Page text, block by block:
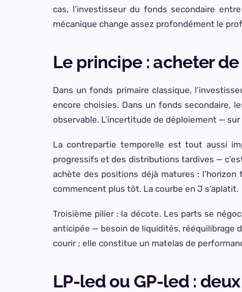
cas, l’investisseur du fonds secondaire
mécanique change assez profondément le
Le principe : acheter
Dans un fonds primaire classique,
encore choisies. Dans un fonds secondaire,
observable. L’incertitude de déploiement —
La contrepartie temporelle est tout aussi
progressifs et des distributions tardives —
achète des positions déjà matures :
commencent plus tôt. La courbe en J s’aplatit.
Troisième pilier : la décote. Les parts se
anticipée — besoin de liquidités, rééquilibrage
courir ; elle constitue un matelas de
LP-led ou GP-led :